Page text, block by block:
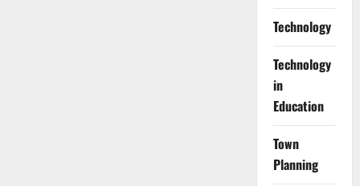
Technology
Technology
in
Education
Town
Planning